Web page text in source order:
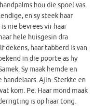
hou die spoel vas.
en sy steek haar
nie bevrees vir haar
hele huisgesin dra
dekens, haar tabberd is van
in die poorte as hy
Sy maak hemde en
Ajin. Sterkte en
kom. Pe. Haar mond maak
is op haar tong.